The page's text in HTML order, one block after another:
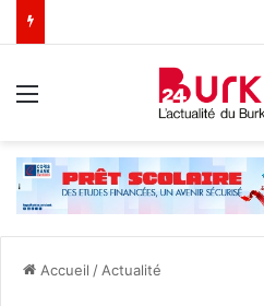
Accueil / Actualité